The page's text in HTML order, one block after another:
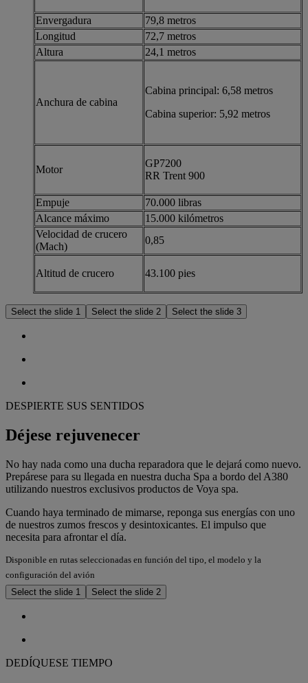
Envergadura
79,8 metros
Longitud
72,7 metros
Altura
24,1 metros
Anchura de cabina
Cabina principal: 6,58 metros
Cabina superior: 5,92 metros
Motor
GP7200
RR Trent 900
Empuje
70.000 libras
Alcance máximo
15.000 kilómetros
Velocidad de crucero
(Mach)
0,85
Altitud de crucero 43.100 pies
Select the slide 1 Select the slide 2 Select the slide 3
DESPIERTE SUS SENTIDOS
Déjese rejuvenecer
No hay nada como una ducha reparadora que le dejará como nuevo.
Prepárese para su llegada en nuestra ducha Spa a bordo del A380
utilizando nuestros exclusivos productos de Voya spa.
Cuando haya terminado de mimarse, reponga sus energías con uno
de nuestros zumos frescos y desintoxicantes. El impulso que
necesita para afrontar el día.
Disponible en rutas seleccionadas en función del tipo, el modelo y la
configuración del avión
Select the slide 1
Select the slide 2
DEDÍQUESE TIEMPO